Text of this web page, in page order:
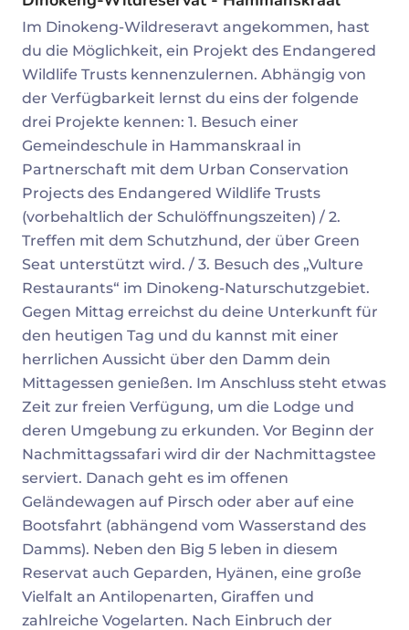
Im Dinokeng-Wildreseravt angekommen, hast
du die Möglichkeit, ein Projekt des Endangered
Wildlife Trusts kennenzulernen. Abhängig von
der Verfügbarkeit lernst du eins der folgende
drei Projekte kennen: 1. Besuch einer
Gemeindeschule in Hammanskraal in
Partnerschaft mit dem Urban Conservation
Projects des Endangered Wildlife Trusts
(vorbehaltlich der Schulöffnungszeiten) / 2.
Treffen mit dem Schutzhund, der über Green
Seat unterstützt wird. / 3. Besuch des „Vulture
Restaurants“ im Dinokeng-Naturschutzgebiet.
Gegen Mittag erreichst du deine Unterkunft für
den heutigen Tag und du kannst mit einer
herrlichen Aussicht über den Damm dein
Mittagessen genießen. Im Anschluss steht etwas
Zeit zur freien Verfügung, um die Lodge und
deren Umgebung zu erkunden. Vor Beginn der
Nachmittagssafari wird dir der Nachmittagstee
serviert. Danach geht es im offenen
Geländewagen auf Pirsch oder aber auf eine
Bootsfahrt (abhängend vom Wasserstand des
Damms). Neben den Big 5 leben in diesem
Reservat auch Geparden, Hyänen, eine große
Vielfalt an Antilopenarten, Giraffen und
zahlreiche Vogelarten. Nach Einbruch der